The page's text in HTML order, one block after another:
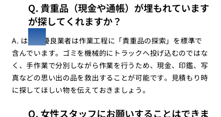
Q. 貴重品（現金や通帳）が埋もれています
が探してくれますか？
A. はい、優良業者は作業工程に「貴重品の探索」を標準で
含んでいます。ゴミを機械的にトラックへ投げ込むのではな
く、手作業で分別しながら作業を行うため、現金、印鑑、写
真などの思い出の品を救出することが可能です。見積もり時
に探してほしい物を伝えておきましょう。
Q. 女性スタッフにお願いすることはできま